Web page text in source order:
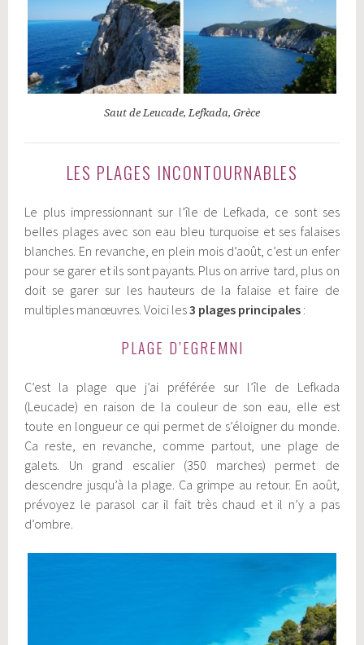
Saut de Leucade, Lefkada, Grèce
LES PLAGES INCONTOURNABLES
Le plus impressionnant sur l’île de Lefkada, ce sont ses
belles plages avec son eau bleu turquoise et ses falaises
blanches. En revanche, en plein mois d’août, c’est un enfer
pour se garer et ils sont payants. Plus on arrive tard, plus on
doit se garer sur les hauteurs de la falaise et faire de
multiples manœuvres. Voici les3 plages principales :
PLAGE D’EGREMNI
C’est la plage que j’ai préférée sur l’île de Lefkada
(Leucade) en raison de la couleur de son eau, elle est
toute en longueur ce qui permet de s’éloigner du monde.
Ca reste, en revanche, comme partout, une plage de
galets. Un grand escalier (350 marches) permet de
descendre jusqu’à la plage. Ca grimpe au retour. En août,
prévoyez le parasol car il fait très chaud et il n’y a pas
d’ombre.